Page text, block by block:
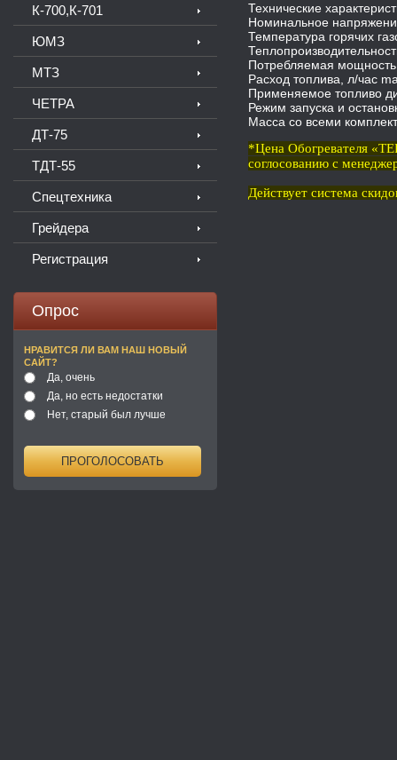
Технические
Номинальное
Температура горячих
Потребляемая
Расход топлива, л/час
Применяемое топливо
Режим запуска и
Масса со всеми
*Цена Обогревателя
соглосованию с
Действует система
К-700,К-701
ЮМЗ
МТЗ
ЧЕТРА
ДТ-75
ТДТ-55
Спецтехника
Грейдера
Регистрация
Опрос
НРАВИТСЯ ЛИ ВАМ НАШ НОВЫЙ
САЙТ?
Да, очень
Да, но есть недостатки
Нет, старый был лучше